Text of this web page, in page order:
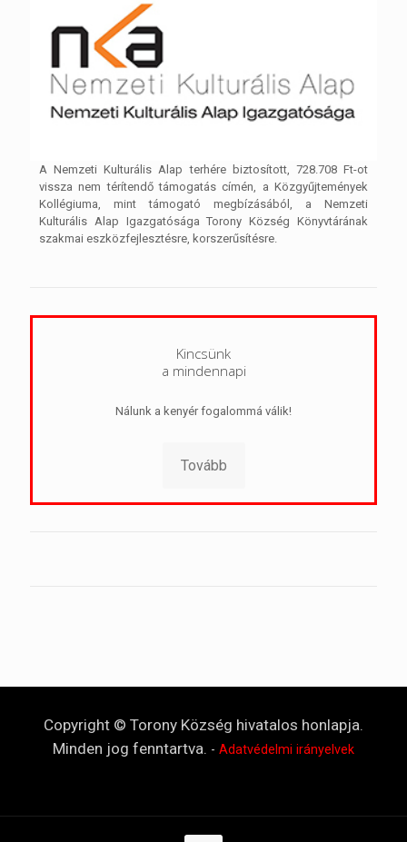
A Nemzeti Kulturális Alap terhére biztosított, 728.708 Ft-ot
vissza nem térítendő támogatás címén, a Közgyűjtemények
Kollégiuma, mint támogató megbízásából, a Nemzeti
Kulturális Alap Igazgatósága Torony Község Könyvtárának
szakmai eszközfejlesztésre, korszerűsítésre.
Kincsünk
a mindennapi
Nálunk a kenyér fogalommá válik!
Tovább
Copyright © Torony Község hivatalos honlapja.
Minden jog fenntartva. - Adatvédelmi irányelvek